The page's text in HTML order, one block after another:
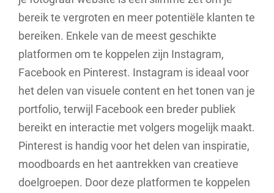
bereik te vergroten en meer potentiële klanten te
bereiken. Enkele van de meest geschikte
platformen om te koppelen zijn Instagram,
Facebook en Pinterest. Instagram is ideaal voor
het delen van visuele content en het tonen van je
portfolio, terwijl Facebook een breder publiek
bereikt en interactie met volgers mogelijk maakt.
Pinterest is handig voor het delen van inspiratie,
moodboards en het aantrekken van creatieve
doelgroepen. Door deze platformen te koppelen